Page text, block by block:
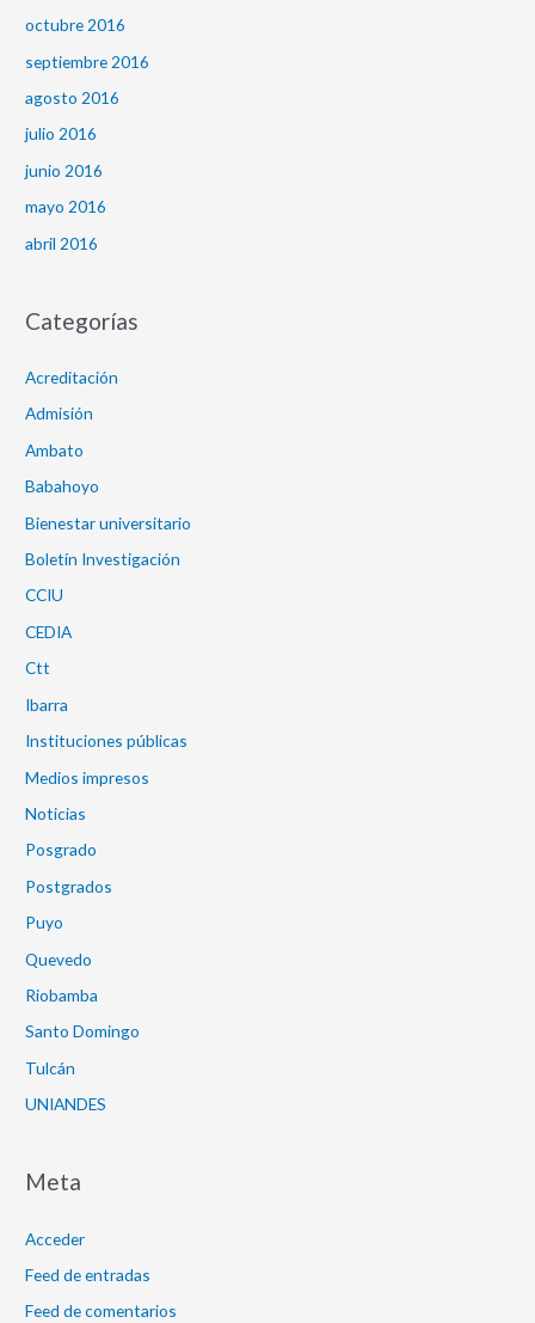
octubre 2016
septiembre 2016
agosto 2016
julio 2016
junio 2016
mayo 2016
abril 2016
Categorías
Acreditación
Admisión
Ambato
Babahoyo
Bienestar universitario
Boletín Investigación
CCIU
CEDIA
Ctt
Ibarra
Instituciones públicas
Medios impresos
Noticias
Posgrado
Postgrados
Puyo
Quevedo
Riobamba
Santo Domingo
Tulcán
UNIANDES
Meta
Acceder
Feed de entradas
Feed de comentarios